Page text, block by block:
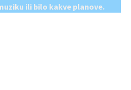
ili bilo kakve planove.